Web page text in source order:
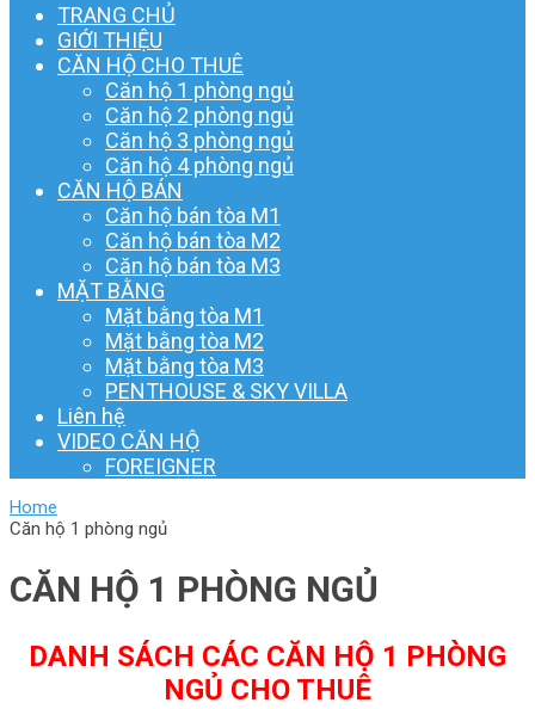
TRANG CHỦ
GIỚI THIỆU
CĂN HỘ CHO THUÊ
Căn hộ 1 phòng ngủ
Căn hộ 2 phòng ngủ
Căn hộ 3 phòng ngủ
Căn hộ 4 phòng ngủ
CĂN HỘ BÁN
Căn hộ bán tòa M1
Căn hộ bán tòa M2
Căn hộ bán tòa M3
MẶT BẰNG
Mặt bằng tòa M1
Mặt bằng tòa M2
Mặt bằng tòa M3
PENTHOUSE & SKY VILLA
Liên hệ
VIDEO CĂN HỘ
FOREIGNER
Home
Căn hộ 1 phòng ngủ
CĂN HỘ 1 PHÒNG NGỦ
DANH SÁCH CÁC CĂN HỘ 1 PHÒNG
NGỦ CHO THUÊ